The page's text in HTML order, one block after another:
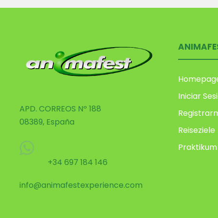
APD. CORREOS Nº 188
08389, España
+34 697 184 146
info@animafestexperience.com
Iniciar
Reiseziele
Praktikum